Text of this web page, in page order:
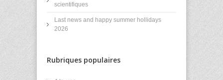
scientifiques
Last news and happy summer hollidays
2026
Rubriques populaires